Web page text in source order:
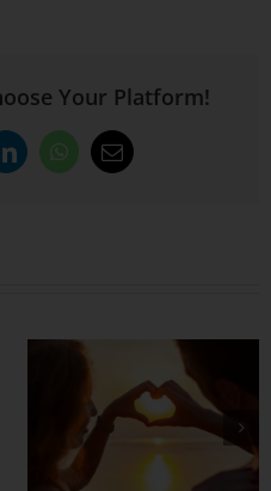
Your Platform!
LinkedInWhatsApp
Email